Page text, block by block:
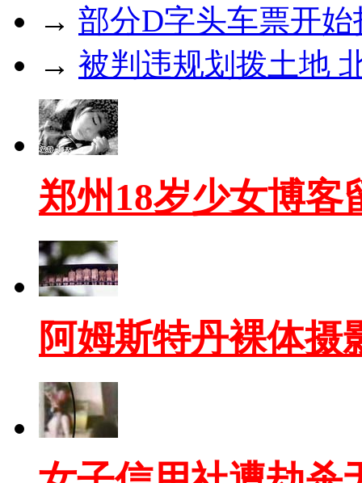
→ 部分D字头车票开
→ 被判违规划拨土地
郑州18岁少女博客
阿姆斯特丹裸体摄